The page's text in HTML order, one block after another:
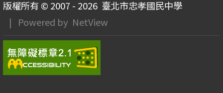
版權所有 © 2007 - 2026臺北市忠孝國民中學
| Powered by NetView